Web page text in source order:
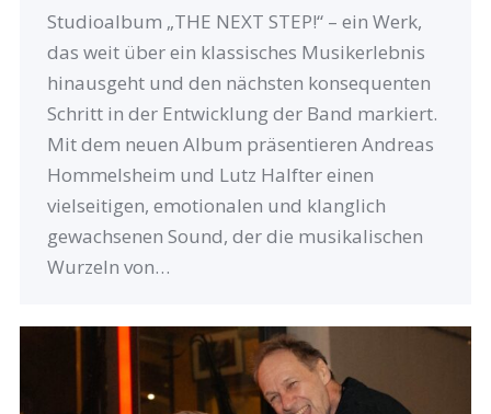
Studioalbum „THE NEXT STEP!“ – ein Werk,
das weit über ein klassisches Musikerlebnis
hinausgeht und den nächsten konsequenten
Schritt in der Entwicklung der Band markiert.
Mit dem neuen Album präsentieren Andreas
Hommelsheim und Lutz Halfter einen
vielseitigen, emotionalen und klanglich
gewachsenen Sound, der die musikalischen
Wurzeln von…